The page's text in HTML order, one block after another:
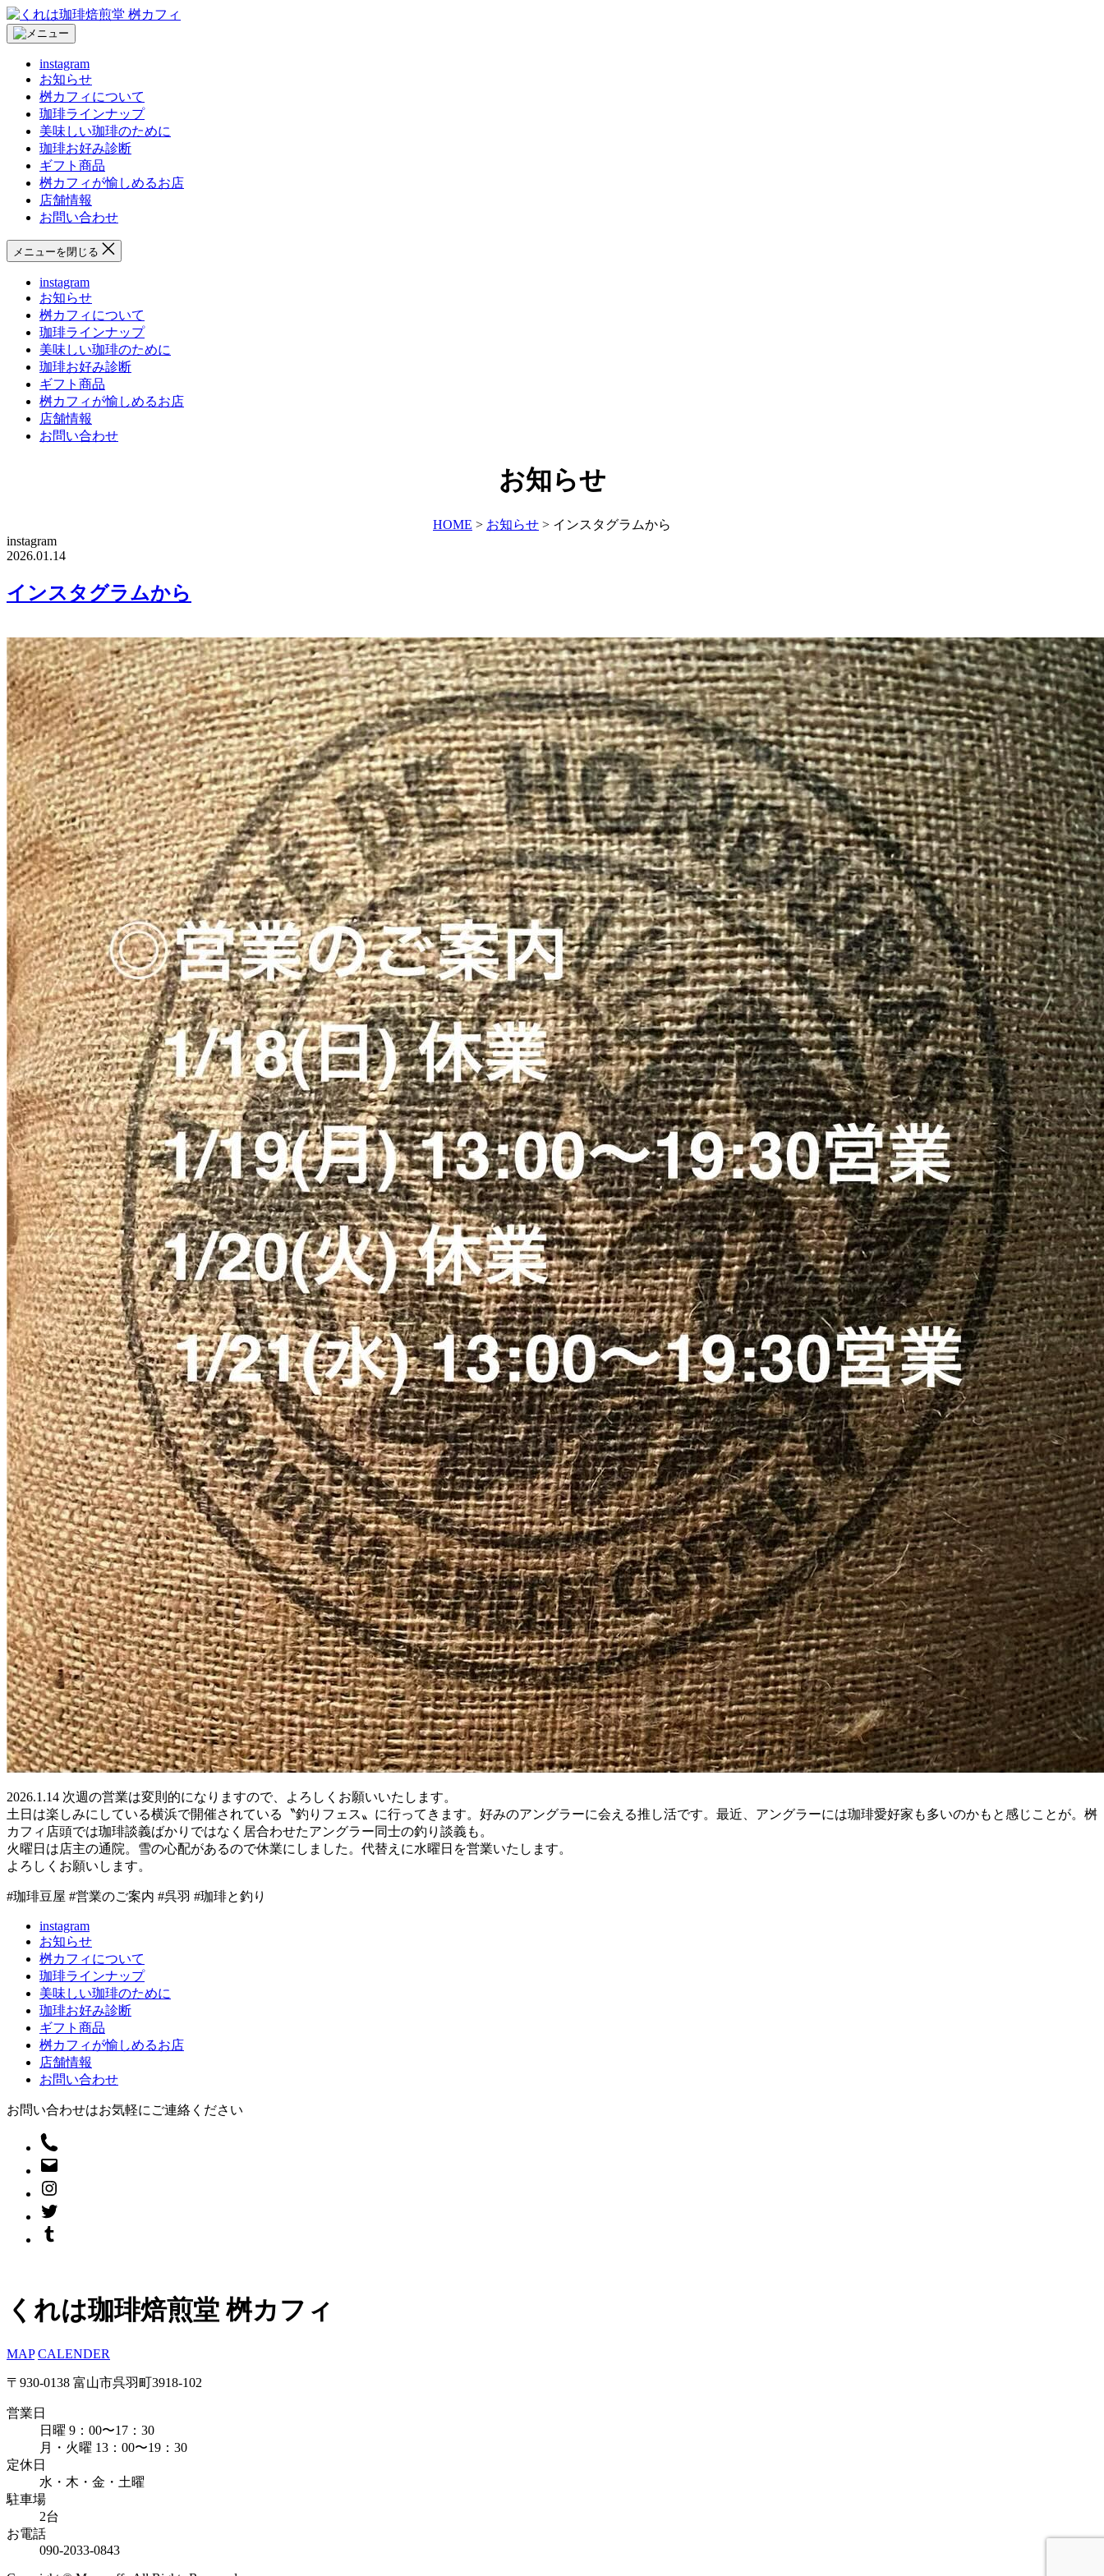
コ
ン
テ
フ
instagram
お知らせ
桝カフィについて
珈琲ラインナップ
美味しい珈琲のために
珈琲お好み診断
ギフト商品
桝カフィが愉しめるお店
店舗情報
お問い合わせ
メニューを閉じる
instagram
お知らせ
桝カフィについて
珈琲ラインナップ
美味しい珈琲のために
珈琲お好み診断
ギフト商品
桝カフィが愉しめるお店
店舗情報
お問い合わせ
お知らせ
HOME > お知らせ > インスタグラムから
instagram
2026.01.14
インスタグラムから
2026.1.14 次週の営業は変則的になりますので、よろしくお願いいたします。
土日は楽しみにしている横浜で開催されている〝釣りフェス〟に行ってきます。好みのアングラーに会える推し活です。最近、アングラーには珈琲愛好家も多いのかもと感じことが。桝
カフィ店頭では珈琲談義ばかりではなく居合わせたアングラー同士の釣り談義も。
火曜日は店主の通院。雪の心配があるので休業にしました。代替えに水曜日を営業いたします。
よろしくお願いします。
#珈琲豆屋 #営業のご案内 #呉羽 #珈琲と釣り
instagram
お知らせ
桝カフィについて
珈琲ラインナップ
美味しい珈琲のために
珈琲お好み診断
ギフト商品
桝カフィが愉しめるお店
店舗情報
お問い合わせ
お問い合わせはお気軽にご連絡ください
くれは珈琲焙煎堂 桝カフィ
MAP CALENDER
〒930-0138 富山市呉羽町3918-102
営業日
日曜 9：00〜17：30
月・火曜 13：00〜19：30
定休日
水・木・金・土曜
駐車場
2台
お電話
090-2033-0843